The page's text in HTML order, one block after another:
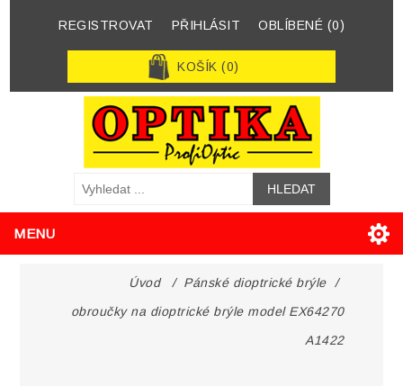
REGISTROVAT PŘIHLÁSIT OBLÍBENÉ (0)
KOŠÍK (0)
MENU
Úvod / Pánské dioptrické brýle /
obroučky na dioptrické brýle model EX64270
A1422